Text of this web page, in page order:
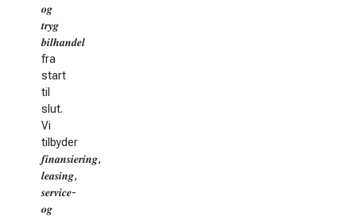
𝒐𝒈
𝒕𝒓𝒚𝒈
𝒃𝒊𝒍𝒉𝒂𝒏𝒅𝒆𝒍
fra
start
til
slut.
Vi
tilbyder
𝒇𝒊𝒏𝒂𝒏𝒔𝒊𝒆𝒓𝒊𝒏𝒈,
𝒍𝒆𝒂𝒔𝒊𝒏𝒈,
𝒔𝒆𝒓𝒗𝒊𝒄𝒆-
𝒐𝒈